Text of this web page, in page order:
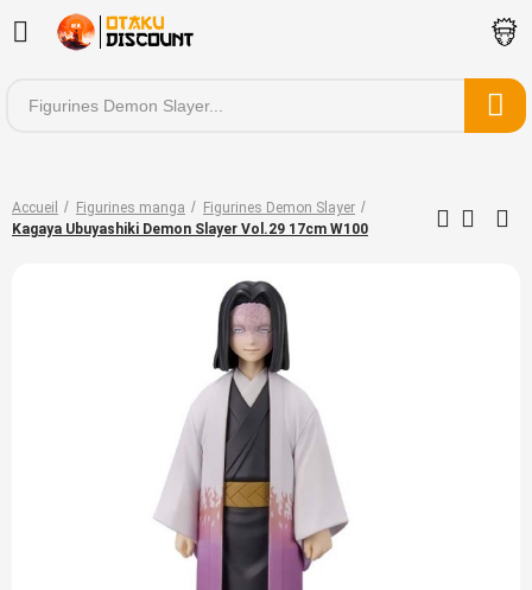
Accueil Figurines manga
Figurines Demon Slayer
Kagaya Ubuyashiki Demon Slayer Vol.29 17cm W100